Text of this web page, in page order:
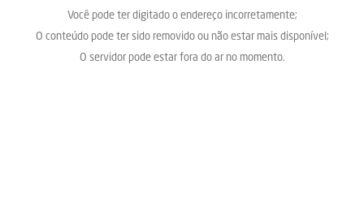
Você pode ter digitado o endereço incorretamente;
O conteúdo pode ter sido removido ou não estar mais disponível;
O servidor pode estar fora do ar no momento.